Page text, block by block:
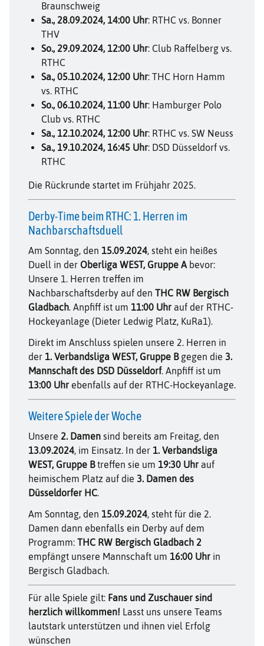
Braunschweig
Sa., 28.09.2024, 14:00 Uhr: RTHC vs. Bonner
THV
So., 29.09.2024, 12:00 Uhr: Club Raffelberg vs.
RTHC
Sa., 05.10.2024, 12:00 Uhr: THC Horn Hamm
vs. RTHC
So., 06.10.2024, 11:00 Uhr: Hamburger Polo
Club vs. RTHC
Sa., 12.10.2024, 12:00 Uhr: RTHC vs. SW Neuss
Sa., 19.10.2024, 16:45 Uhr: DSD Düsseldorf vs.
RTHC
Die Rückrunde startet im Frühjahr 2025.
Derby-Time beim RTHC: 1. Herren im
Nachbarschaftsduell
Am Sonntag, den 15.09.2024, steht ein heißes
Duell in der Oberliga WEST, Gruppe A bevor:
Unsere 1. Herren treffen im
Nachbarschaftsderby auf den THC RW Bergisch
Gladbach. Anpfiff ist um 11:00 Uhr auf der RTHC-
Hockeyanlage (Dieter Ledwig Platz, KuRa1).
Direkt im Anschluss spielen unsere 2. Herren in
der 1. Verbandsliga WEST, Gruppe Bgegen die 3.
Mannschaft des DSD Düsseldorf. Anpfiff ist um
13:00 Uhr ebenfalls auf der RTHC-Hockeyanlage.
Weitere Spiele der Woche
Unsere 2. Damen sind bereits am Freitag, den
13.09.2024, im Einsatz. In der 1. Verbandsliga
WEST, Gruppe Btreffen sie um 19:30 Uhr auf
heimischem Platz auf die 3. Damen des
Düsseldorfer HC.
Am Sonntag, den 15.09.2024, steht für die 2.
Damen dann ebenfalls ein Derby auf dem
Programm: THC RW Bergisch Gladbach 2
empfängt unsere Mannschaft um 16:00 Uhr in
Bergisch Gladbach.
Für alle Spiele gilt: Fans und Zuschauer sind
herzlich willkommen! Lasst uns unsere Teams
lautstark unterstützen und ihnen viel Erfolg
wünschen